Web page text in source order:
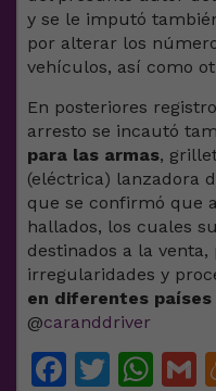
y se le imputó
por alterar los
vehículos, así como
En posteriores
arresto se incautó
para las armas,
(eléctrica) lanzadora
que se confirmó que
hallados, los cuales
destinados a la
irregularidades y
en diferentes
@caranddriver